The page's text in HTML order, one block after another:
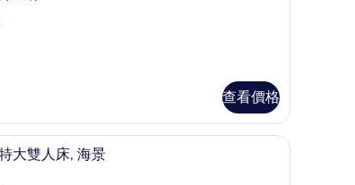
查看價格
套房, 1 張特大雙人床, 海景 | 客房景觀
大雙人床, 海景